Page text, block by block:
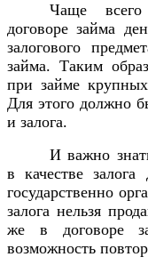
Чаще всего
договоре займа
залогового
займа. Таким
при займе
Для этого должно
и залога.
И важно
в качестве
государственно
залога нельзя
же в договоре
возможность